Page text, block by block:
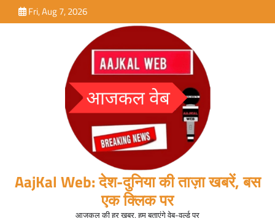
to
Fri, Aug 7, 2026
AajKal Web: देश-दुनिया की ताज़ा खबरें, बस
एक क्लिक पर
आजकल की हर खबर, हम बताएंगे वेब-वर्ल्ड पर